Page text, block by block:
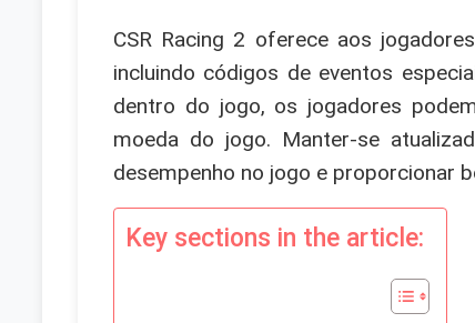
CSR Racing 2 oferece aos
incluindo códigos de eventos
dentro do jogo, os jogadores
moeda do jogo. Manter-se
desempenho no jogo e proporcionar
Key sections in the article: